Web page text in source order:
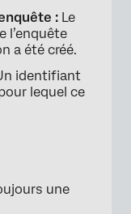
: Le
l’enquête
a été créé.
identifiant
lequel ce
une